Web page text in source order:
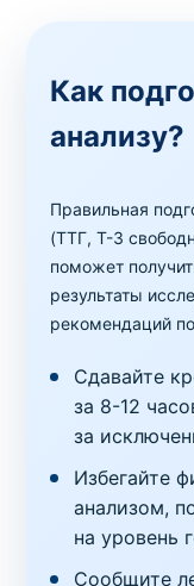
Как
анализу?
Правильная
(ТТГ, Т-3
поможет
результаты
рекомендаций
Сдавайте
за 8-12
за
Избегайте
анализом,
на уровень
Сообщите